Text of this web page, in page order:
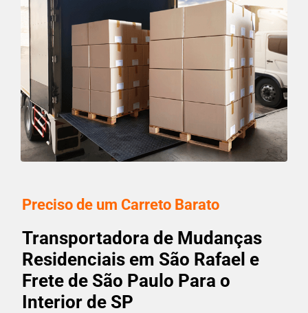
Preciso de um Carreto Barato
Transportadora de Mudanças
Residenciais em São Rafael e
Frete de São Paulo Para o
Interior de SP